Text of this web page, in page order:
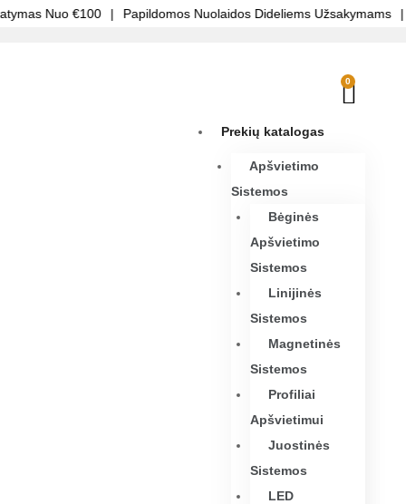
Nuo €100 | Papildomos Nuolaidos Dideliems Užsakymams |
0
Prekių katalogas
Apšvietimo
Sistemos
Bėginės
Apšvietimo
Sistemos
Linijinės
Sistemos
Magnetinės
Sistemos
Profiliai
Apšvietimui
Juostinės
Sistemos
LED